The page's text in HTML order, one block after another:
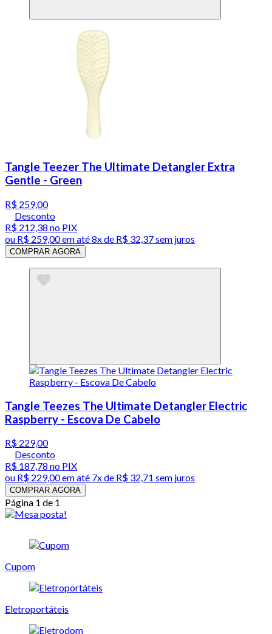
Tangle Teezer The Ultimate Detangler Extra
Gentle - Green
R$ 259,00
Desconto
R$ 212,38 no PIX
ou R$ 259,00em até8x de R$ 32,37 sem juros
COMPRAR AGORA
Tangle Teezes The Ultimate Detangler Electric
Raspberry - Escova De Cabelo
R$ 229,00
Desconto
R$ 187,78 no PIX
ou R$ 229,00em até 7x de R$ 32,71 sem juros
COMPRAR AGORA
Página 1 de 1
Cupom
Eletroportáteis